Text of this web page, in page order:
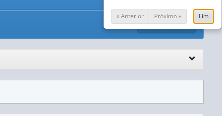
« Anterior Próximo » Fim